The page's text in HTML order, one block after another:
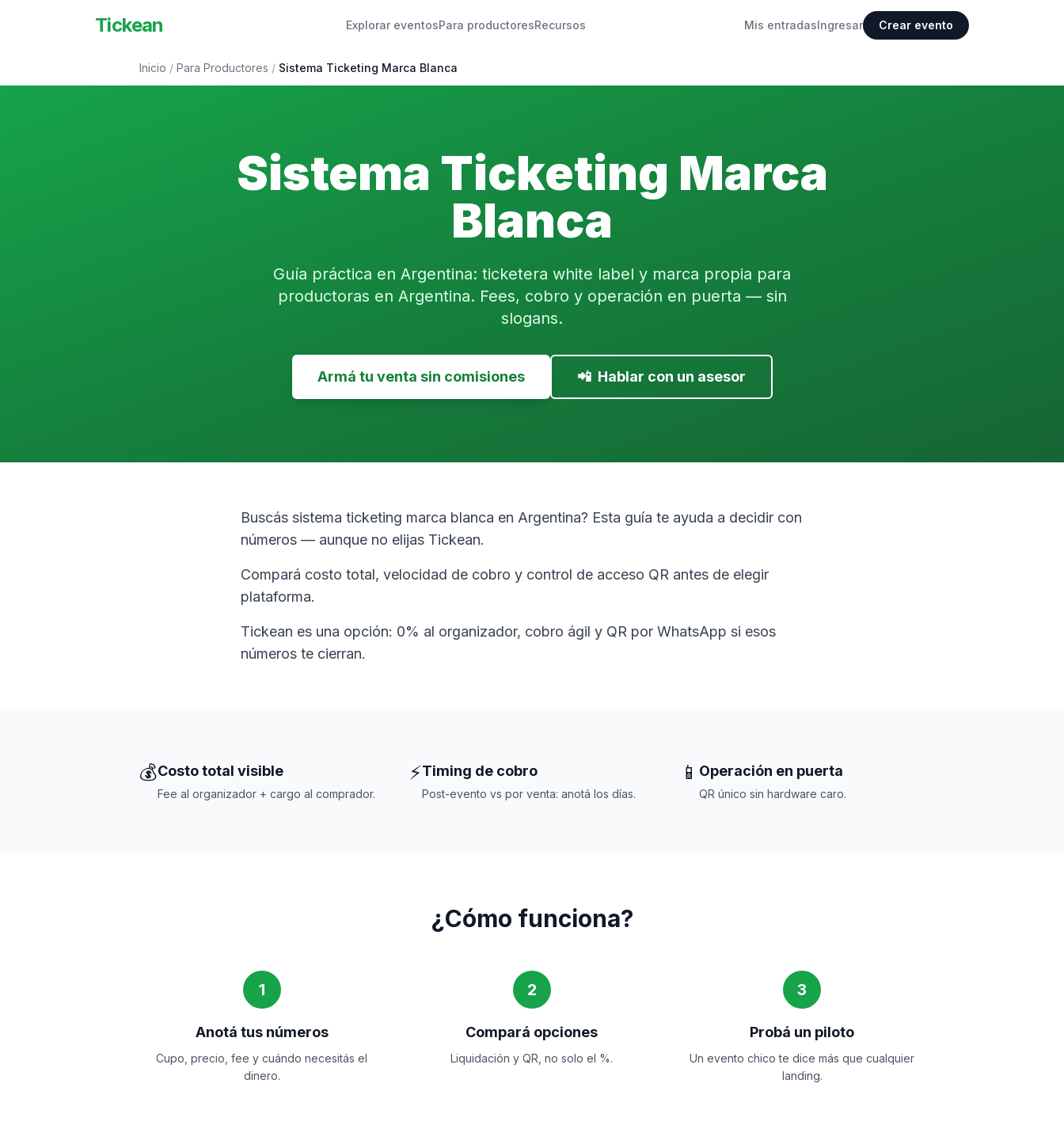
Tickean Explorar eventosPara productoresRecursos Mis entradasIngresar Crear evento
Inicio / Para Productores / Sistema Ticketing Marca Blanca
Sistema Ticketing Marca
Blanca
Guía práctica en Argentina: ticketera white label y marca propia para
productoras en Argentina. Fees, cobro y operación en puerta — sin
slogans.
Armá tu venta sin comisiones 📲 Hablar con un asesor
Buscás sistema ticketing marca blanca en Argentina? Esta guía te ayuda a decidir con
números — aunque no elijas Tickean.
Compará costo total, velocidad de cobro y control de acceso QR antes de elegir
plataforma.
Tickean es una opción: 0% al organizador, cobro ágil y QR por WhatsApp si esos
números te cierran.
💰Costo total visible
Fee al organizador + cargo al comprador.
⚡Timing de cobro
Post-evento vs por venta: anotá los días.
📱 Operación en puerta
QR único sin hardware caro.
¿Cómo funciona?
1
Anotá tus números
Cupo, precio, fee y cuándo necesitás el
dinero.
2
Compará opciones
Liquidación y QR, no solo el %.
3
Probá un piloto
Un evento chico te dice más que cualquier
landing.